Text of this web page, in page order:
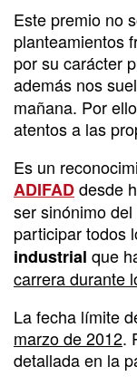
Este premio no
planteamientos
por su carácter
además nos
mañana. Por
atentos a las
Es un
ADIFADdesde
ser sinónimo
participar todos
industrial que
carrera durante
La fecha límite
marzo de 2012.
detallada en la